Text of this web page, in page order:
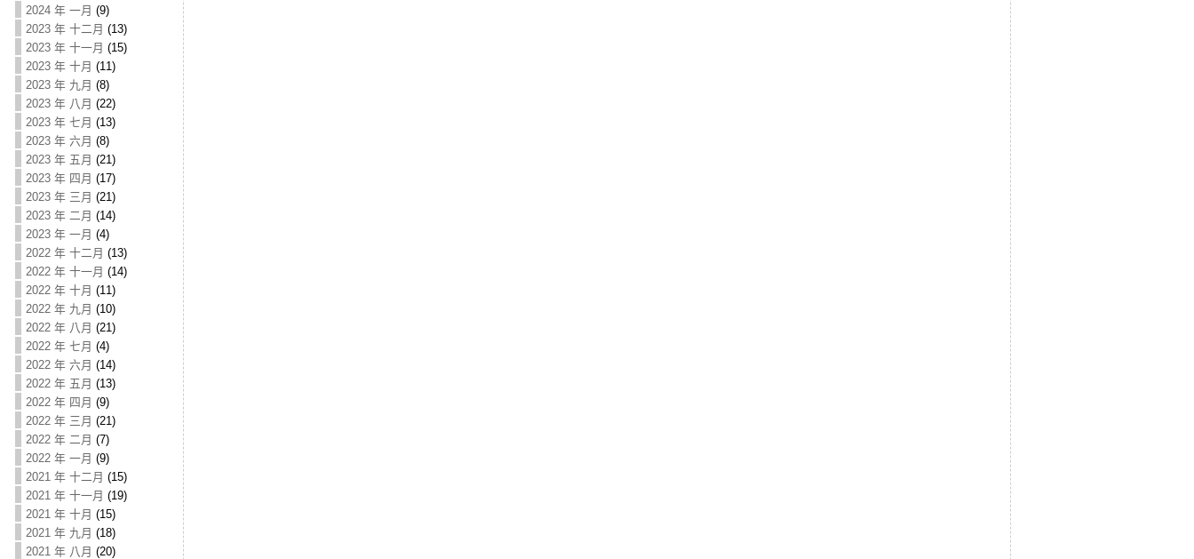
2024 年 一月 (9)
2023 年 十二月 (13)
2023 年 十一月 (15)
2023 年 十月 (11)
2023 年 九月 (8)
2023 年 八月 (22)
2023 年 七月 (13)
2023 年 六月 (8)
2023 年 五月 (21)
2023 年 四月 (17)
2023 年 三月 (21)
2023 年 二月 (14)
2023 年 一月 (4)
2022 年 十二月 (13)
2022 年 十一月 (14)
2022 年 十月 (11)
2022 年 九月 (10)
2022 年 八月 (21)
2022 年 七月 (4)
2022 年 六月 (14)
2022 年 五月 (13)
2022 年 四月 (9)
2022 年 三月 (21)
2022 年 二月 (7)
2022 年 一月 (9)
2021 年 十二月 (15)
2021 年 十一月 (19)
2021 年 十月 (15)
2021 年 九月 (18)
2021 年 八月 (20)